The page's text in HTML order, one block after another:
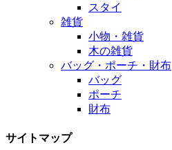
スタイ
雑貨
小物・雑貨
木の雑貨
バッグ・ポーチ・財布
バッグ
ポーチ
財布
サイトマップ